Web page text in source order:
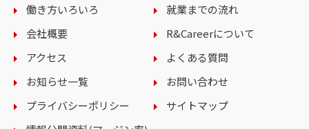
働き方いろいろ
就業までの流れ
会社概要
R&Careerについて
アクセス
よくある質問
お知らせ一覧
お問い合わせ
プライバシーポリシー
サイトマップ